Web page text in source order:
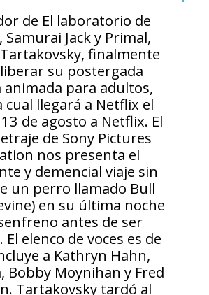
de El laboratorio de
Samurai Jack y Primal,
finalmente
su postergada
animada para adultos,
cual llegará a Netflix el
de agosto a Netflix. El
de Sony Pictures
nos presenta el
y demencial viaje sin
un perro llamado Bull
en su última noche
antes de ser
El elenco de voces es de
a Kathryn Hahn,
Bobby Moynihan y Fred
Tartakovsky tardó al